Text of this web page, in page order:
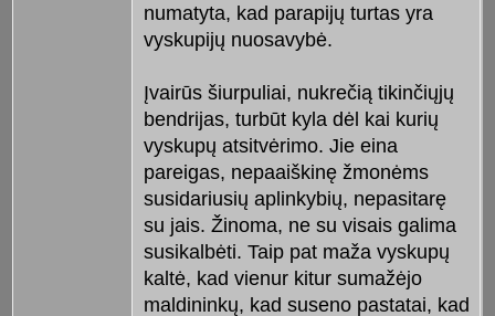
numatyta, kad parapijų turtas yra
vyskupijų nuosavybė.
Įvairūs šiurpuliai, nukrečią tikinčiųjų
bendrijas, turbūt kyla dėl kai kurių
vyskupų atsitvėrimo. Jie eina
pareigas, nepaaiškinę žmonėms
susidariusių aplinkybių, nepasitarę
su jais. Žinoma, ne su visais galima
susikalbėti. Taip pat maža vyskupų
kaltė, kad vienur kitur sumažėjo
maldininkų, kad suseno pastatai, kad